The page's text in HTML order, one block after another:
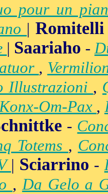
pour un
|Romitelli
| Saariaho -
,
Illustrazioni ,
Om-Pax ,
-
Totems ,
| Sciarrino -
,Da Gelo a